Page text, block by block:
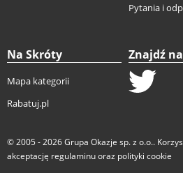
Pytania i
Na Skróty
Mapa kategorii
Rabatuj.pl
Znajdź
© 2005 - 2026Grupa Okazje sp. z o.o..
akceptację regulaminuoraz polityki cookie